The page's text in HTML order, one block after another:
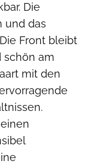
Die
und das
Front bleibt
schön am
mit den